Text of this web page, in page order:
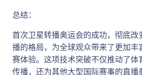
总结：
首次卫星转播奥运会的成功，彻底改
播的格局，为全球观众带来了更加丰
赛体验。这项技术突破不仅推动了体
传播，还为其他大型国际赛事的直播